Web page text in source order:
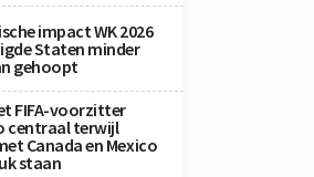
impact WK 2026
Staten minder
gehoopt
FIFA-voorzitter
centraal terwijl
Canada en Mexico
staan